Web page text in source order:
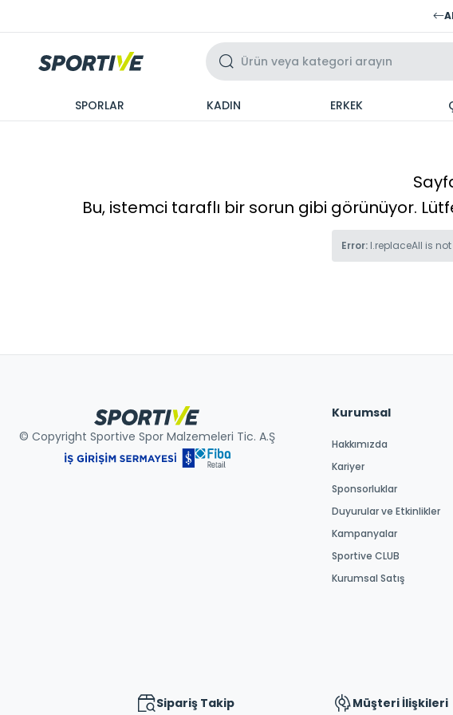
SPORLAR KADIN ERKEK
Bu, istemci taraflı bir sorun gibi görünüyor.
Error: l.replaceAll is
© Copyright Sportive Spor Malzemeleri Tic. A.Ş
Kurumsal
Hakkımızda
Kariyer
Sponsorluklar
Duyurular ve Etkinlikler
Kampanyalar
Sportive CLUB
Kurumsal Satış
Sipariş Takip Müşteri İlişkileri